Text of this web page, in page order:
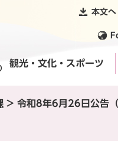
本文へ
観光・文化・スポーツ
> 令和8年6月26日公告（